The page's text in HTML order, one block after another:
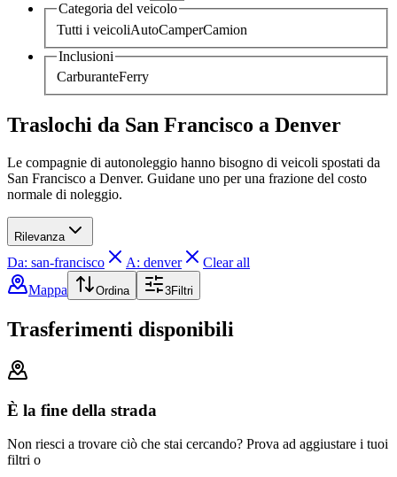
Categoria del veicolo
Tutti i veicoliAutoCamperCamion
Inclusioni
CarburanteFerry
Traslochi da San Francisco a Denver
Le compagnie di autonoleggio hanno bisogno di veicoli spostati da
San Francisco a Denver. Guidane uno per una frazione del costo
normale di noleggio.
Rilevanza
Da: san-francisco A: denver
Clear all
Mappa
Ordina 3Filtri
Trasferimenti disponibili
È la fine della strada
Non riesci a trovare ciò che stai cercando? Prova ad aggiustare i tuoi
filtri o